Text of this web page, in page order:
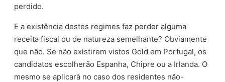
perdido.
E a existência destes regimes faz perder alguma
receita fiscal ou de natureza semelhante? Obviamente
que não. Se não existirem vistos Gold em Portugal, os
candidatos escolherão Espanha, Chipre ou a Irlanda. O
mesmo se aplicará no caso dos residentes não-